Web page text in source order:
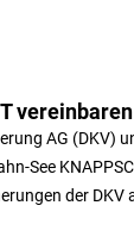
AG (DKV)
See
der DKV